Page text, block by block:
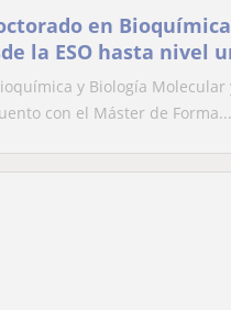
en
la ESO hasta nivel
y Biología
con el Máster de Forma...